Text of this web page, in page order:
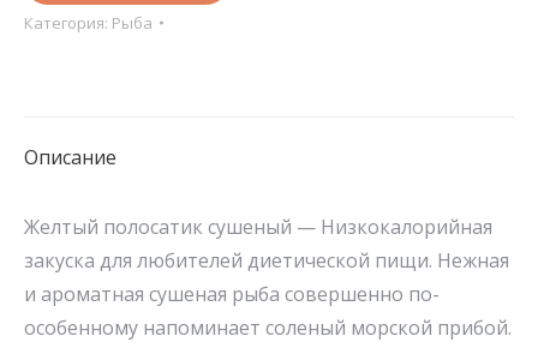
сушеный
Категория: Рыба
Описание
Желтый полосатик сушеный — Низкокалорийная
закуска для любителей диетической пищи. Нежная
и ароматная сушеная рыба совершенно по-
особенному напоминает соленый морской прибой.